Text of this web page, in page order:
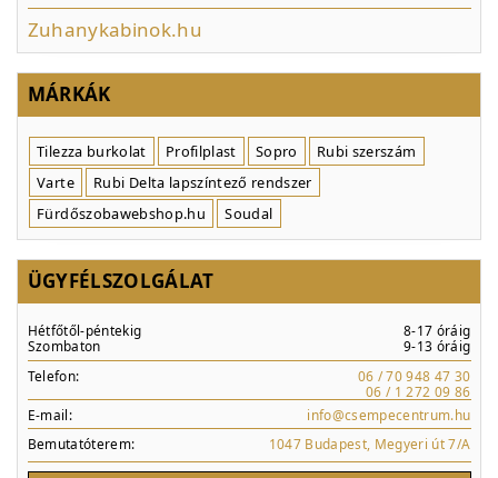
Zuhanykabinok.hu
MÁRKÁK
Tilezza burkolat Profilplast Sopro
Rubi szerszám
Varte
Rubi Delta lapszíntező rendszer
Fürdőszobawebshop.hu
Soudal
ÜGYFÉLSZOLGÁLAT
Hétfőtől-péntekig
8-17 óráig
Szombaton
9-13 óráig
Telefon:
06 / 70 948 47 30
06 / 1 272 09 86
E-mail:
info@csempecentrum.hu
Bemutatóterem:
1047 Budapest, Megyeri út 7/A